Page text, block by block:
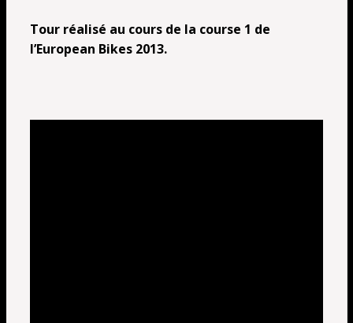
Tour réalisé au cours de la course 1 de
l’European Bikes 2013.